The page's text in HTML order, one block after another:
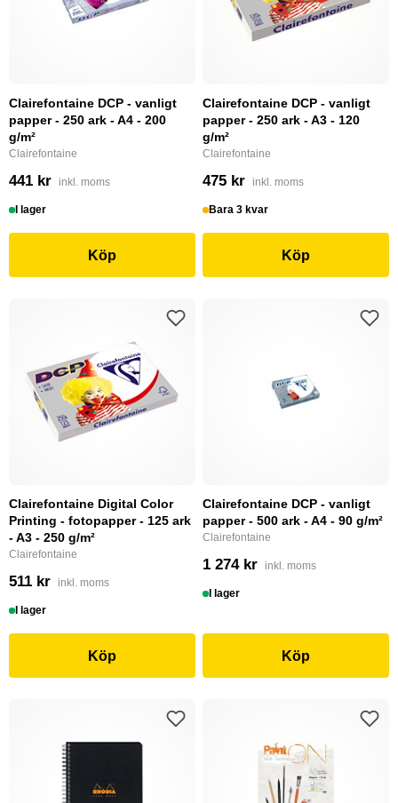
Clairefontaine DCP - vanligt
papper - 250 ark - A4 - 200
g/m²
Clairefontaine
441 kr inkl. moms
I lager
Köp
Clairefontaine DCP - vanligt
papper - 250 ark - A3 - 120
g/m²
Clairefontaine
475 kr inkl. moms
Bara 3 kvar
Köp
Clairefontaine Digital Color
Printing - fotopapper - 125 ark
- A3 - 250 g/m²
Clairefontaine
511 kr inkl. moms
I lager
Köp
Clairefontaine DCP - vanligt
papper - 500 ark - A4 - 90 g/m²
Clairefontaine
1 274 kr inkl. moms
I lager
Köp